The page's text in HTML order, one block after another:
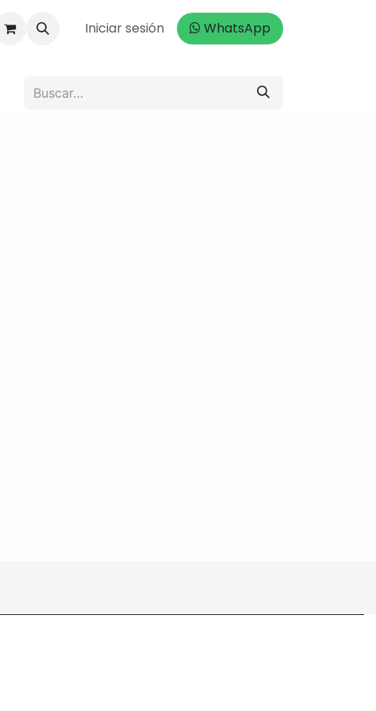
Ayuda Iniciar sesión WhatsApp